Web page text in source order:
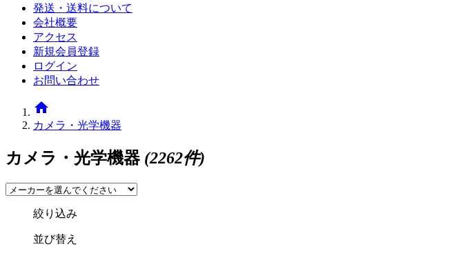
発送・送料について
会社概要
アクセス
新規会員登録
ログイン
お問い合わせ
home
カメラ・光学機器
カメラ・光学機器(2262件)
絞り込み
並び替え